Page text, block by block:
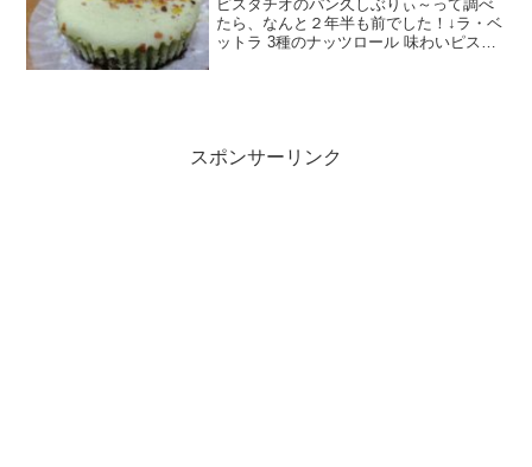
ピスタチオのパン久しぶりぃ～って調べ
たら、なんと２年半も前でした！↓ラ・ベ
ットラ 3種のナッツロール 味わいピスタ
スポンサーリンク